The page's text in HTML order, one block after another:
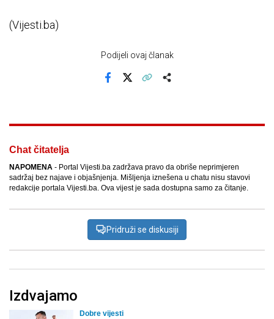
(Vijesti.ba)
Podijeli ovaj članak
Chat čitatelja
NAPOMENA - Portal Vijesti.ba zadržava pravo da obriše neprimjeren
sadržaj bez najave i objašnjenja. Mišljenja iznešena u chatu nisu stavovi
redakcije portala Vijesti.ba. Ova vijest je sada dostupna samo za čitanje.
Pridruži se diskusiji
Izdvajamo
Dobre vijesti